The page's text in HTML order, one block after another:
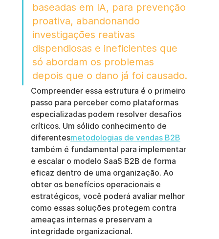
baseadas em IA, para prevenção
proativa, abandonando
investigações reativas
dispendiosas e ineficientes que
só abordam os problemas
depois que o dano já foi causado.
Compreender essa estrutura é o primeiro
passo para perceber como plataformas
especializadas podem resolver desafios
críticos. Um sólido conhecimento de
diferentesmetodologias de vendas B2B
também é fundamental para implementar
e escalar o modelo SaaS B2B de forma
eficaz dentro de uma organização. Ao
obter os benefícios operacionais e
estratégicos, você poderá avaliar melhor
como essas soluções protegem contra
ameaças internas e preservam a
integridade organizacional.